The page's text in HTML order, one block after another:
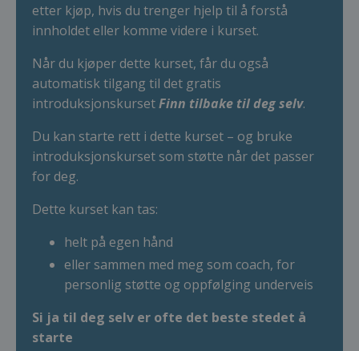
etter kjøp, hvis du trenger hjelp til å forstå
innholdet eller komme videre i kurset.
Når du kjøper dette kurset, får du også
automatisk tilgang til det gratis
introduksjonskursetFinn tilbake til deg selv.
Du kan starte rett i dette kurset – og bruke
introduksjonskurset som støtte når det passer
for deg.
Dette kurset kan tas:
helt på egen hånd
eller sammen med meg som coach, for
personlig støtte og oppfølging underveis
Si ja til deg selv er ofte det beste stedet å
starte